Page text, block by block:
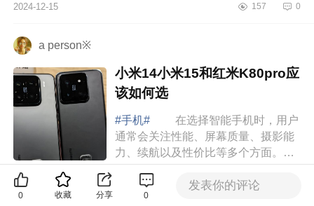
厉害的技术和最新奇的创意都打包进
2024-12-15 157 0
a person※
小米14小米15和红米K80pro应
该如何选
#手机#
在选择智能手机时，用户
通常会关注性能、屏幕质量、摄影能
力、续航以及性价比等多个方面。小
米15、小米14和红米K80作为小米品
牌下的热门机型，各自具有独特的优
点和缺点...
2024-12-14
0
收藏 分享 0
发表你的评论